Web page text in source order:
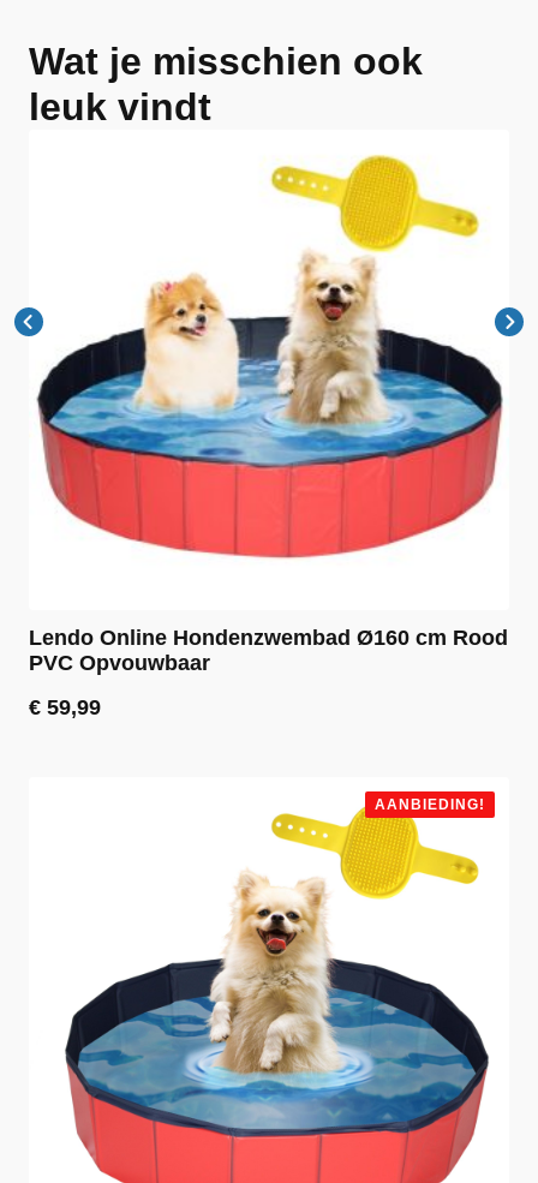
Wat je misschien ook
leuk vindt
Lendo Online Hondenzwembad Ø160 cm Rood
PVC Opvouwbaar
€ 59,99
AANBIEDING!